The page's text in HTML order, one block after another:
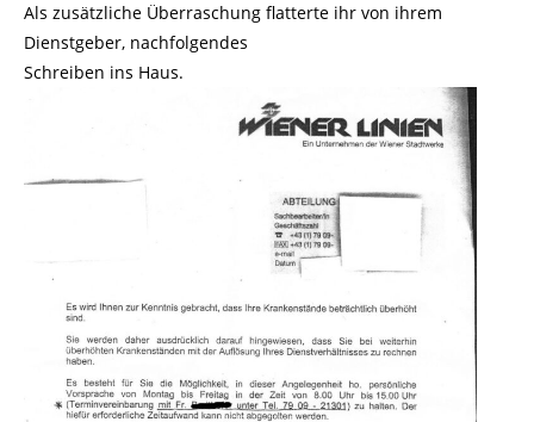
Als zusätzliche Überraschung flatterte ihr von ihrem
Dienstgeber, nachfolgendes
Schreiben ins Haus.